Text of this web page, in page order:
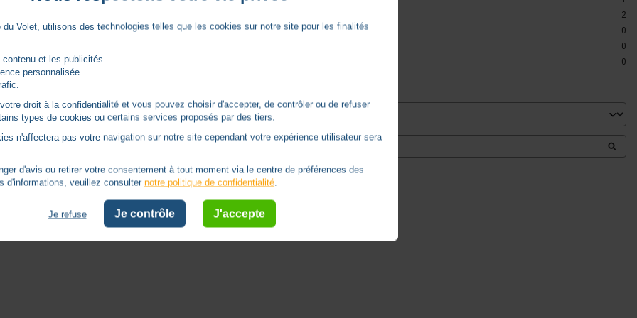
2
0
0
0
du Volet, utilisons des technologies telles que les cookies sur notre site pour les finalités
contenu et les publicités
personnalisée
droit à la confidentialité et vous pouvez choisir d'accepter, de contrôler ou de refuser
types de cookies ou certains services proposés par des tiers.
n'affectera pas votre navigation sur notre site cependant votre expérience utilisateur sera
d'avis ou retirer votre consentement à tout moment via le centre de préférences des
d'informations, veuillez consulternotre politique de confidentialité.
Je refuse Je contrôle J'accepte